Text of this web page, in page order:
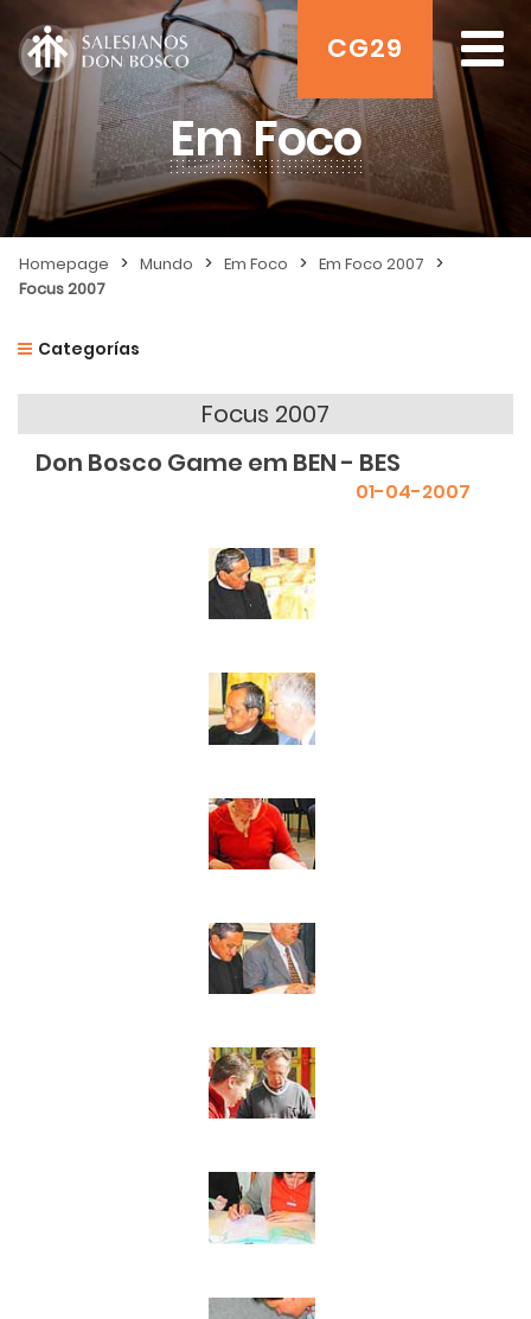
CG29
Em Foco
Homepage > Mundo > Em Foco > Em Foco 2007 >
Focus 2007
Categorías
Focus 2007
Don Bosco Game em BEN - BES
01-04-2007